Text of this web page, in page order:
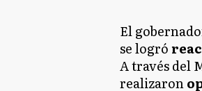
El
se logró
A través del
realizaron